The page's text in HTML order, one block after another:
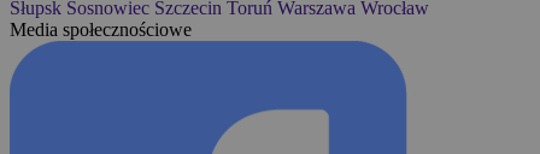
Słupsk Sosnowiec Szczecin Toruń Warszawa Wrocław
Media społecznościowe